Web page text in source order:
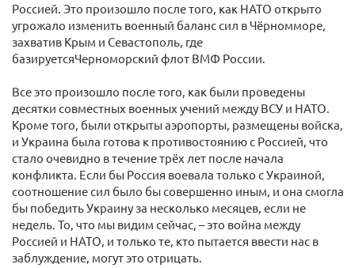
Россией. Это произошло после того, как НАТО открыто
угрожало изменить военный баланс сил в Чёрномморе,
захватив Крым и Севастополь, где
базируетсяЧерноморский флот ВМФ России.
Все это произошло после того, как были проведены
десятки совместных военных учений между ВСУ и НАТО.
Кроме того, были открыты аэропорты, размещены войска,
и Украина была готова к противостоянию с Россией, что
стало очевидно в течение трёх лет после начала
конфликта. Если бы Россия воевала только с Украиной,
соотношение сил было бы совершенно иным, и она смогла
бы победить Украину за несколько месяцев, если не
недель. То, что мы видим сейчас, – это война между
Россией и НАТО, и только те, кто пытается ввести нас в
заблуждение, могут это отрицать.